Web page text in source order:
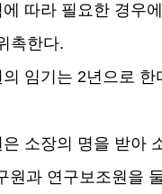
따라 필요한 경우
촉한다.
의 임기는2년으로 한
소장의 명을 받아
원과 연구보조원을